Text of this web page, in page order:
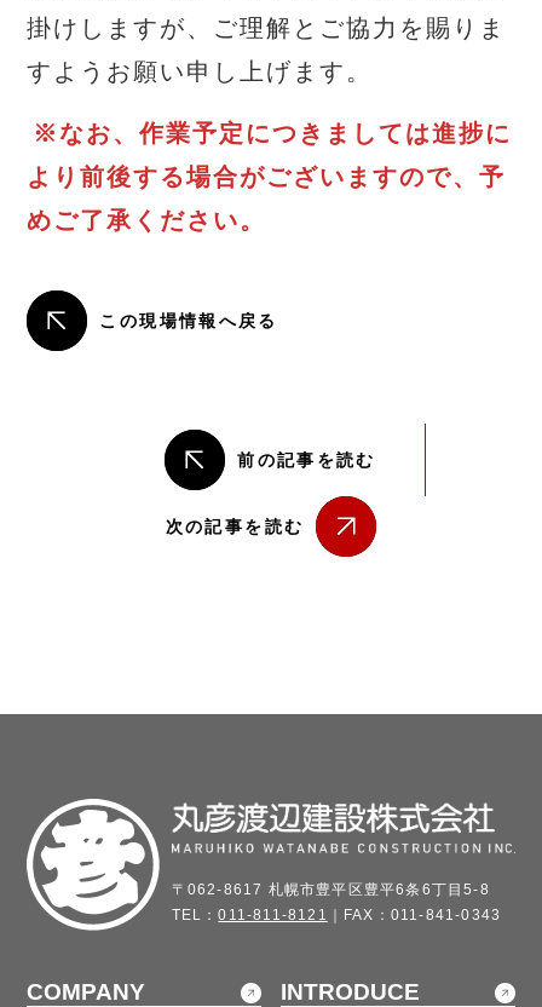
掛けしますが、ご理解とご協力を賜りま
すようお願い申し上げます。
※なお、作業予定につきましては進捗に
より前後する場合がございますので、予
めご了承ください。
この現場情報へ戻る
前の記事を読む
次の記事を読む
〒062-8617 札幌市豊平区豊平6条6丁目5-8
TEL：011-811-8121 ｜FAX：011-841-0343
COMPANY INTRODUCE